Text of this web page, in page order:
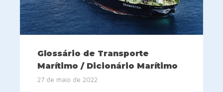
Glossário de Transporte
Marítimo / Dicionário Marítimo
27 de maio de 2022